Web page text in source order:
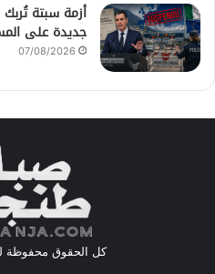
أزمة سبتة
جديدة على
07/08/2026
كل الحقوق محفوظة